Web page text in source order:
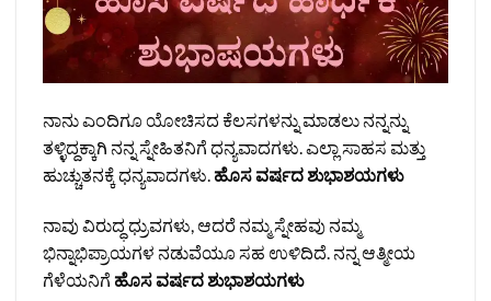
ನಾನು ಎಂದಿಗೂ ಯೋಚಿಸದ ಕೆಲಸಗಳನ್ನು ಮಾಡಲು ನನ್ನನ್ನು
ತಳ್ಳಿದ್ದಕ್ಕಾಗಿ ನನ್ನ ಸ್ನೇಹಿತನಿಗೆ ಧನ್ಯವಾದಗಳು. ಎಲ್ಲಾ ಸಾಹಸ ಮತ್ತು
ಹುಚ್ಚುತನಕ್ಕೆ ಧನ್ಯವಾದಗಳು.ಹೊಸ ವರ್ಷದ ಶುಭಾಶಯಗಳು
ನಾವು ವಿರುದ್ಧ ಧ್ರುವಗಳು, ಆದರೆ ನಮ್ಮ ಸ್ನೇಹವು ನಮ್ಮ
ಭಿನ್ನಾಭಿಪ್ರಾಯಗಳ ನಡುವೆಯೂ ಸಹ ಉಳಿದಿದೆ. ನನ್ನ ಆತ್ಮೀಯ
ಗೆಳೆಯನಿಗೆ ಹೊಸ ವರ್ಷದ ಶುಭಾಶಯಗಳು